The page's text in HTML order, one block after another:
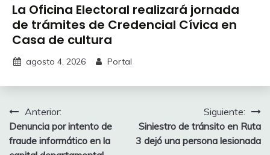
La Oficina Electoral realizará jornada
de trámites de Credencial Cívica en
Casa de cultura
agosto 4, 2026 Portal
Navegación
de
Anterior:
Denuncia por intento de
fraude informático en la
Siguiente:
Siniestro de tránsito en Ruta
3 dejó una persona lesionada